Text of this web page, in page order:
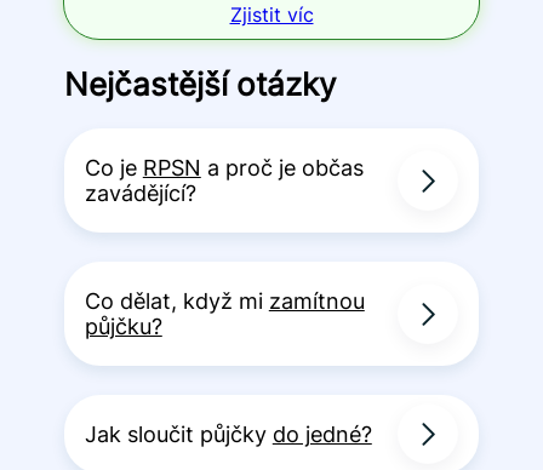
Zjistit víc
Nejčastější otázky
Co je RPSN a proč je občas
zavádějící?
Co dělat, když mi zamítnou
půjčku?
Jak sloučit půjčky do jedné?